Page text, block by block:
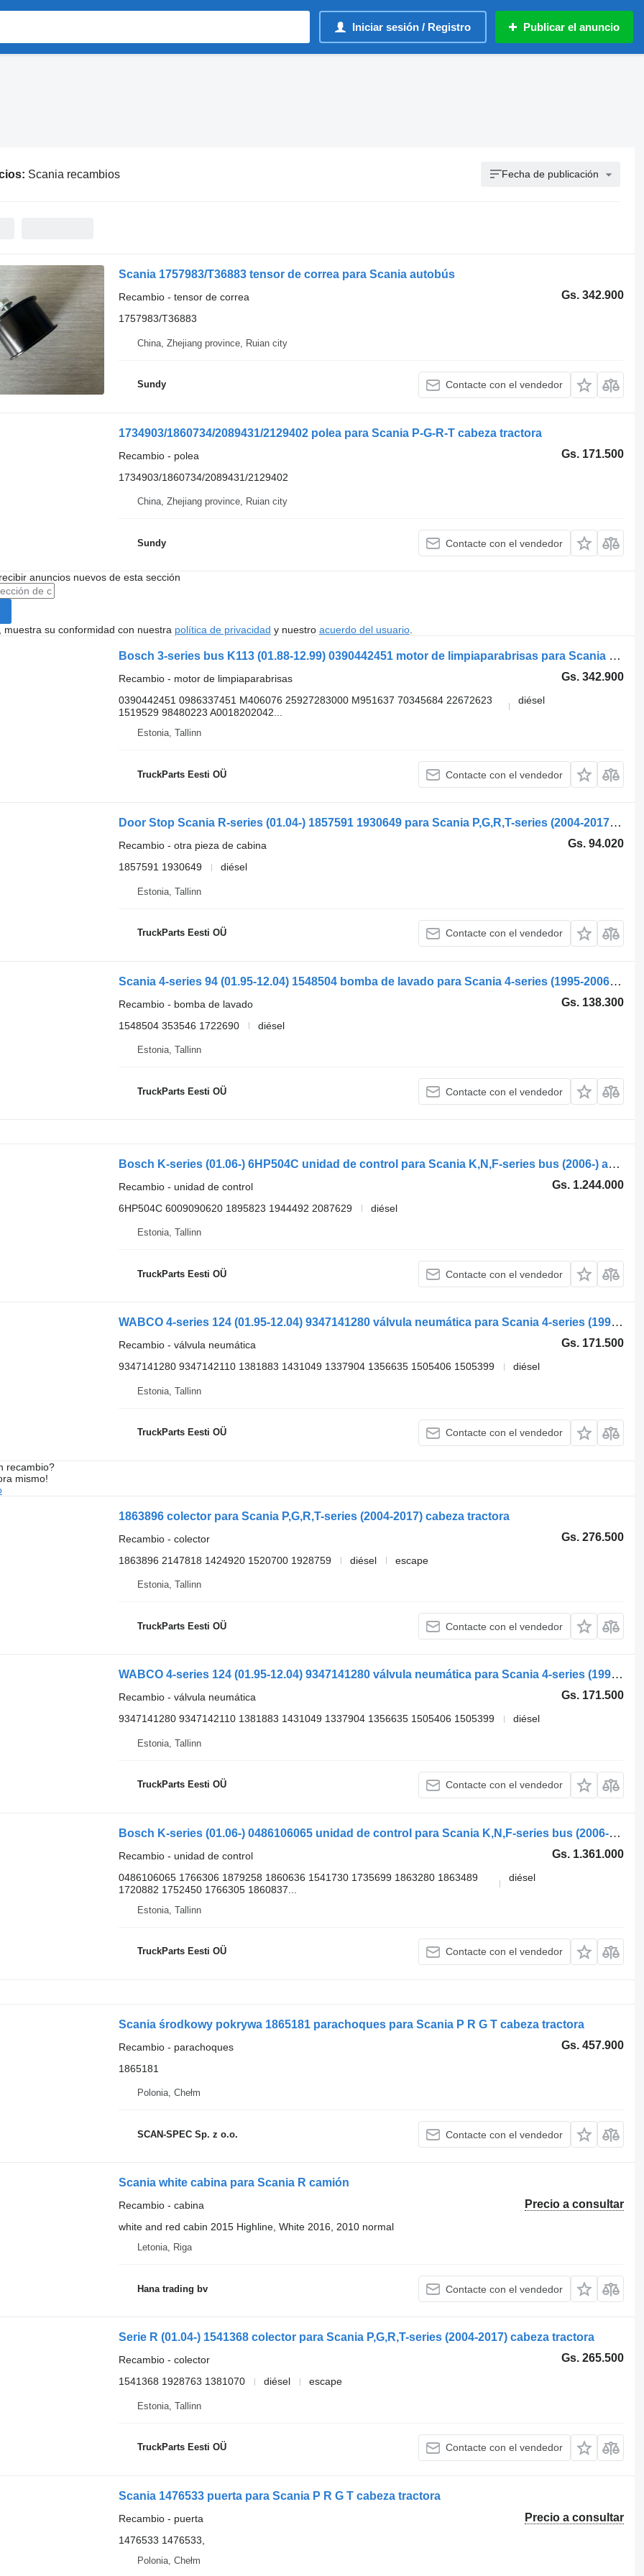
Iniciar sesión / Registro Publicar el anuncio
Scania recambios Fecha de publicación
Scania 1757983/T36883 tensor de correa para Scania autobús
Gs. 342.900
Recambio - tensor de correa
1757983/T36883
China, Zhejiang province, Ruian city
Sundy Contacte con el vendedor
1734903/1860734/2089431/2129402 polea para Scania P-G-R-T cabeza tractora
Gs. 171.500
Recambio - polea
1734903/1860734/2089431/2129402
China, Zhejiang province, Ruian city
Sundy Contacte con el vendedor
anuncios nuevos de esta sección
muestra su conformidad con nuestra política de privacidad y nuestro acuerdo del usuario.
Bosch 3-series bus K113 (01.88-12.99) 0390442451 motor de limpiaparabrisas para Scania 3-series bus (1988-1999) autobús
Gs. 342.900
Recambio - motor de limpiaparabrisas
0390442451 0986337451 M406076 25927283000 M951637 70345684 22672623
1519529 98480223 A0018202042...
diésel
Estonia, Tallinn
TruckParts Eesti OÜ Contacte con el vendedor
Door Stop Scania R-series (01.04-) 1857591 1930649 para Scania P,G,R,T-series (2004-2017) cabeza tractora
Gs. 94.020
Recambio - otra pieza de cabina
1857591 1930649
diésel
Estonia, Tallinn
TruckParts Eesti OÜ Contacte con el vendedor
Scania 4-series 94 (01.95-12.04) 1548504 bomba de lavado para Scania 4-series (1995-2006) cabeza tractora
Gs. 138.300
Recambio - bomba de lavado
1548504 353546 1722690
diésel
Estonia, Tallinn
TruckParts Eesti OÜ Contacte con el vendedor
Bosch K-series (01.06-) 6HP504C unidad de control para Scania K,N,F-series bus (2006-) autobús
Gs. 1.244.000
Recambio - unidad de control
6HP504C 6009090620 1895823 1944492 2087629
diésel
Estonia, Tallinn
TruckParts Eesti OÜ Contacte con el vendedor
WABCO 4-series 124 (01.95-12.04) 9347141280 válvula neumática para Scania 4-series (1995-2006) cabeza tractora
Gs. 171.500
Recambio - válvula neumática
9347141280 9347142110 1381883 1431049 1337904 1356635 1505406 1505399
diésel
Estonia, Tallinn
TruckParts Eesti OÜ Contacte con el vendedor
recambio?
mismo!
1863896 colector para Scania P,G,R,T-series (2004-2017) cabeza tractora
Gs. 276.500
Recambio - colector
1863896 2147818 1424920 1520700 1928759
diésel escape
Estonia, Tallinn
TruckParts Eesti OÜ Contacte con el vendedor
WABCO 4-series 124 (01.95-12.04) 9347141280 válvula neumática para Scania 4-series (1995-2006) cabeza tractora
Gs. 171.500
Recambio - válvula neumática
9347141280 9347142110 1381883 1431049 1337904 1356635 1505406 1505399
diésel
Estonia, Tallinn
TruckParts Eesti OÜ Contacte con el vendedor
Bosch K-series (01.06-) 0486106065 unidad de control para Scania K,N,F-series bus (2006-) autobús
Gs. 1.361.000
Recambio - unidad de control
0486106065 1766306 1879258 1860636 1541730 1735699 1863280 1863489
1720882 1752450 1766305 1860837...
diésel
Estonia, Tallinn
TruckParts Eesti OÜ Contacte con el vendedor
Scania środkowy pokrywa 1865181 parachoques para Scania P R G T cabeza tractora
Gs. 457.900
Recambio - parachoques
1865181
Polonia, Chełm
SCAN-SPEC Sp. z o.o. Contacte con el vendedor
Scania white cabina para Scania R camión
Precio a consultar
Recambio - cabina
white and red cabin 2015 Highline, White 2016, 2010 normal
Letonia, Riga
Hana trading bv Contacte con el vendedor
Serie R (01.04-) 1541368 colector para Scania P,G,R,T-series (2004-2017) cabeza tractora
Gs. 265.500
Recambio - colector
1541368 1928763 1381070
diésel escape
Estonia, Tallinn
TruckParts Eesti OÜ Contacte con el vendedor
Scania 1476533 puerta para Scania P R G T cabeza tractora
Precio a consultar
Recambio - puerta
1476533 1476533,
Polonia, Chełm